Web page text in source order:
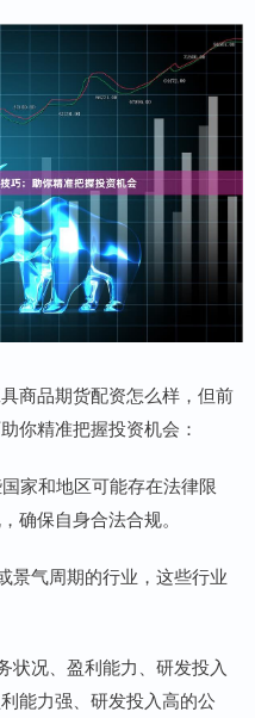
商品期货配资怎么样，但前
你精准把握投资机会：
家和地区可能存在法律限
确保自身合法合规。
景气周期的行业，这些行业
状况、盈利能力、研发投入
能力强、研发投入高的公